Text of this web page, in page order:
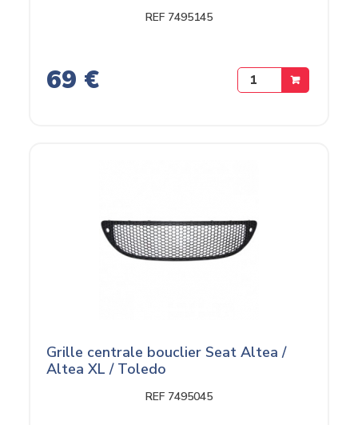
REF 7495145
69 €
Grille centrale bouclier Seat Altea /
Altea XL / Toledo
REF 7495045